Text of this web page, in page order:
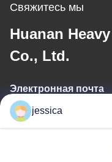
Свяжитесь мы
Huanan
Co., Ltd.
Электронная почта
jessica